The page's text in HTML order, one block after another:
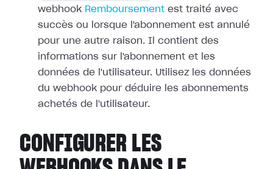
webhook Remboursement est traité avec
succès ou
lorsque l'abonnement est annulé
pour une autre raison. Il contient des
informations sur l'abonnement et les
données de l'utilisateur. Utilisez les données
du webhook pour déduire les abonnements
achetés de l'utilisateur.
CONFIGURER LES